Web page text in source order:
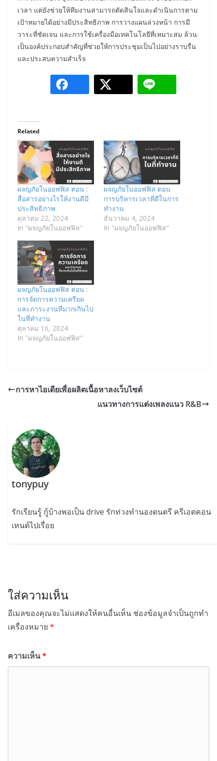
เวลา แต่ยังช่วยให้ทีมงานสามารถตัดสินใจและดำเนินการตาม
เป้าหมายได้อย่างมีประสิทธิภาพ การวางแผนล่วงหน้า การมี
วาระที่ชัดเจน และการใช้เครื่องมือเทคโนโลยีที่เหมาะสม ล้วน
เป็นองค์ประกอบสำคัญที่ช่วยให้การประชุมเป็นไปอย่างราบรื่น
และประสบความสำเร็จ
Related
ผจญภัยในออฟฟิส ตอน :
สื่อสารอย่างไรให้งานดีมี
ประสิทธิภาพ
ตุลาคม 22, 2024
In "ผจญภัยในออฟฟิส"
ผจญภัยในออฟฟิส ตอน
การบริหารเวลาที่ดีในการ
ทำงาน
ธันวาคม 4, 2024
In "ผจญภัยในออฟฟิส"
ผจญภัยในออฟฟิส ตอน :
การจัดการความเครียด
และภาระงานที่มากเกินไป
ในที่ทำงาน
ตุลาคม 16, 2024
In "ผจญภัยในออฟฟิส"
การหาไอเดียเพื่อผลิตเนื้อหาลงเว็บไซต์
แนวทางการแต่งเพลงแนว R&B
tonypuy
รักเรียนรู้ กู้บ้างพอเป็น drive รักท่วงทำนองดนตรี ครีเอตคอน
เทนต์ไปเรื่อย
ใส่ความเห็น
อีเมลของคุณจะไม่แสดงให้คนอื่นเห็น ช่องข้อมูลจำเป็นถูกทำ
เครื่องหมาย *
ความเห็น*